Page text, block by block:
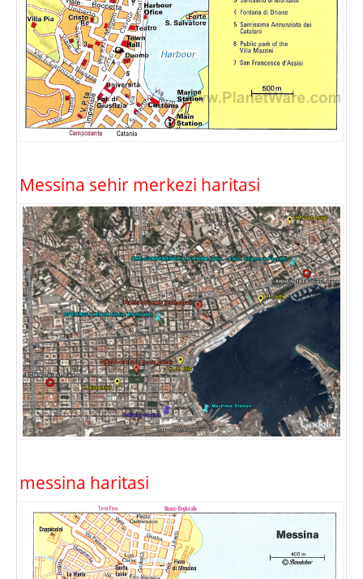
Messina sehir merkezi haritasi
messina haritasi